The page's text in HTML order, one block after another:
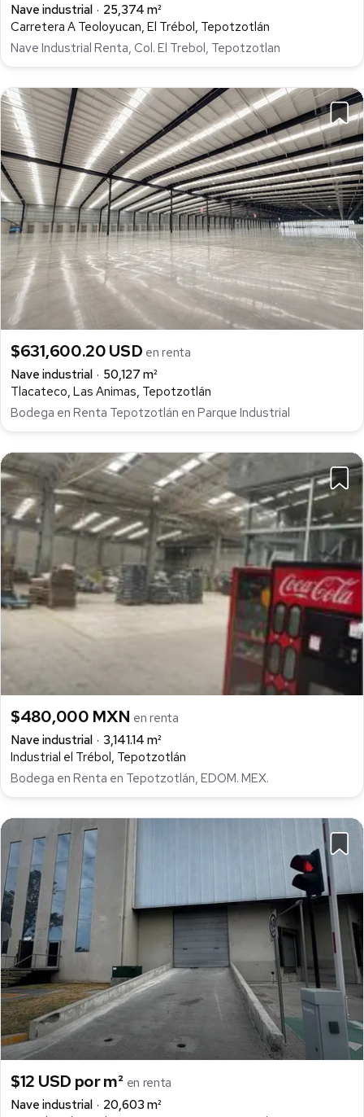
Nave industrial
25,374 m²
Carretera A Teoloyucan, El Trébol, Tepotzotlán
Nave Industrial Renta, Col. El Trebol, Tepotzotlan
$631,600.20 USD en renta
Nave industrial
50,127 m²
Tlacateco, Las Animas, Tepotzotlán
Bodega en Renta Tepotzotlán en Parque Industrial
$480,000 MXN en renta
Nave industrial
3,141.14 m²
Industrial el Trébol, Tepotzotlán
Bodega en Renta en Tepotzotlán, EDOM. MEX.
$12 USD por m² en renta
Nave industrial
20,603 m²